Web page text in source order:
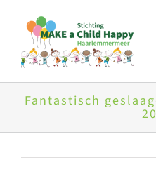
inhoud
Fantastisch